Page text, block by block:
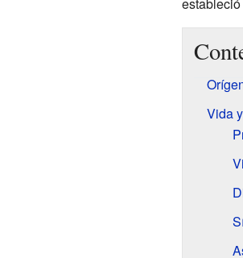
Vida